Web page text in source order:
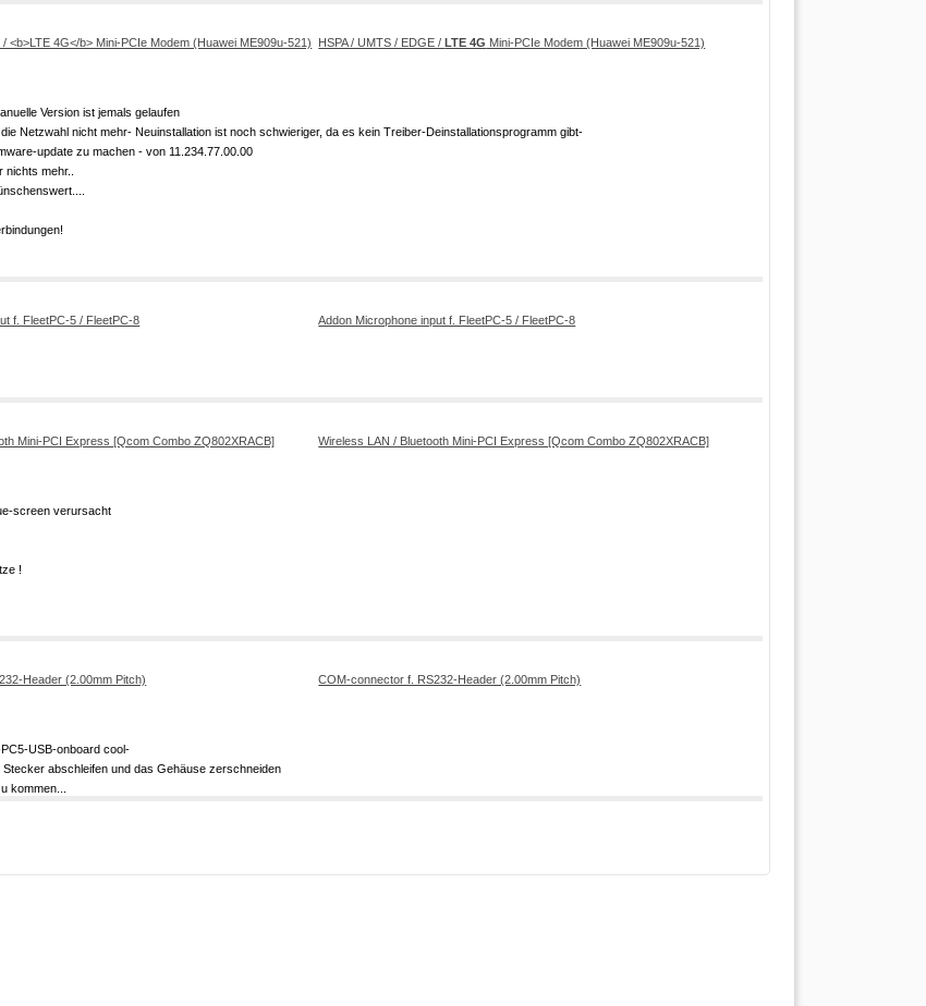
HSPA / UMTS / EDGE / LTE 4G Mini-PCIe Modem (Huawei ME909u-521)
Version ist jemals gelaufen
Netzwahl nicht mehr- Neuinstallation ist noch schwieriger, da es kein Treiber-Deinstallationsprogramm gibt-
update zu machen - von 11.234.77.00.00
mehr..
Addon Microphone input f. FleetPC-5 / FleetPC-8
Wireless LAN / Bluetooth Mini-PCI Express [Qcom Combo ZQ802XRACB]
screen verursacht
!
COM-connector f. RS232-Header (2.00mm Pitch)
USB-onboard cool-
abschleifen und das Gehäuse zerschneiden
kommen...